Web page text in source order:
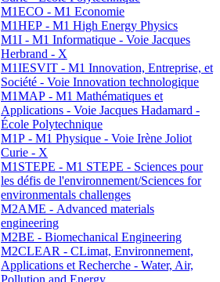
M1ECO - M1 Economie
M1HEP - M1 High Energy Physics
M1I - M1 Informatique - Voie Jacques
Herbrand - X
M1IESVIT - M1 Innovation, Entreprise, et
Société - Voie Innovation technologique
M1MAP - M1 Mathématiques et
Applications - Voie Jacques Hadamard -
École Polytechnique
M1P - M1 Physique - Voie Irène Joliot
Curie - X
M1STEPE - M1 STEPE - Sciences pour
les défis de l'environnement/Sciences for
environmentals challenges
M2AME - Advanced materials
engineering
M2BE - Biomechanical Engineering
M2CLEAR - CLimat, Environnement,
Applications et Recherche - Water, Air,
Pollution and Energy